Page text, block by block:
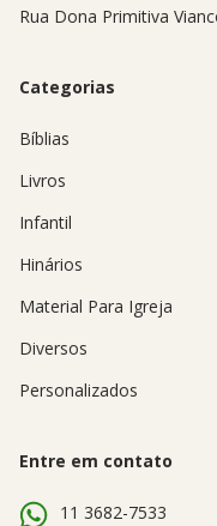
Rua Dona Primitiva
Categorias
Bíblias
Livros
Infantil
Hinários
Material Para Igreja
Diversos
Personalizados
Entre em contato
11 3682-7533